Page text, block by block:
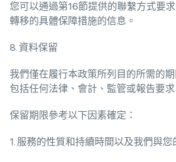
您可以通過第16節提供的聯繫方式要
轉移的具體保障措施的信息。
8. 資料保留
我們僅在履行本政策所列目的所需的
包括任何法律、會計、監管或報告要求
保留期限參考以下因素確定：
1. 服務的性質和持續時間以及我們與您